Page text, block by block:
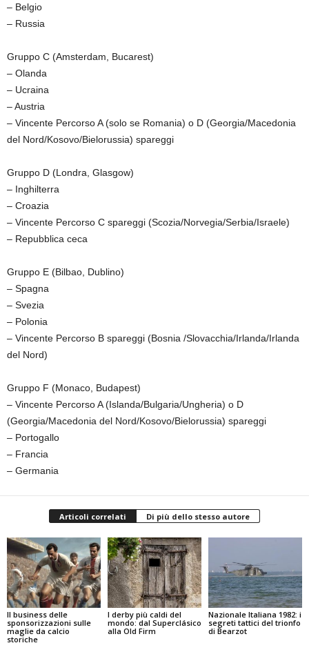
– Belgio
– Russia
Gruppo C (Amsterdam, Bucarest)
– Olanda
– Ucraina
– Austria
– Vincente Percorso A (solo se Romania) o D (Georgia/Macedonia
del Nord/Kosovo/Bielorussia) spareggi
Gruppo D (Londra, Glasgow)
– Inghilterra
– Croazia
– Vincente Percorso C spareggi (Scozia/Norvegia/Serbia/Israele)
– Repubblica ceca
Gruppo E (Bilbao, Dublino)
– Spagna
– Svezia
– Polonia
– Vincente Percorso B spareggi (Bosnia /Slovacchia/Irlanda/Irlanda
del Nord)
Gruppo F (Monaco, Budapest)
– Vincente Percorso A (Islanda/Bulgaria/Ungheria) o D
(Georgia/Macedonia del Nord/Kosovo/Bielorussia) spareggi
– Portogallo
– Francia
– Germania
Articoli correlati Di più dello stesso autore
Il business delle
sponsorizzazioni sulle
maglie da calcio
storiche
I derby più caldi del
mondo: dal Superclásico
alla Old Firm
Nazionale Italiana 1982: i
segreti tattici del trionfo
di Bearzot